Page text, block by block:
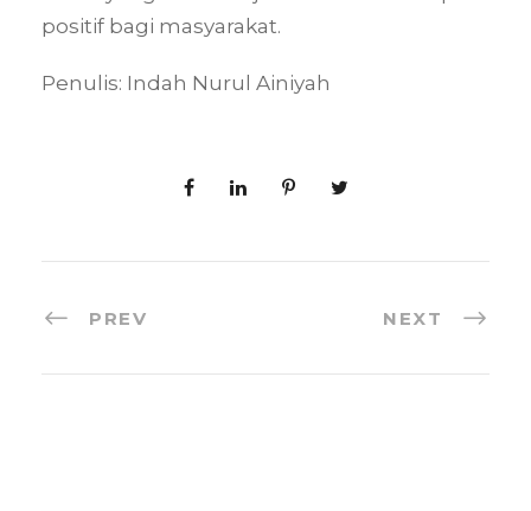
positif bagi masyarakat.
Penulis: Indah Nurul Ainiyah
PREV NEXT